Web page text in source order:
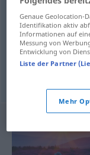
balancer,bercer,
battre,ballotter,
secouer
Genaue Geolocation-
Identifikation aktiv
Informationen auf
Messung von
Entwicklung von
Liste der Partner
Mehr